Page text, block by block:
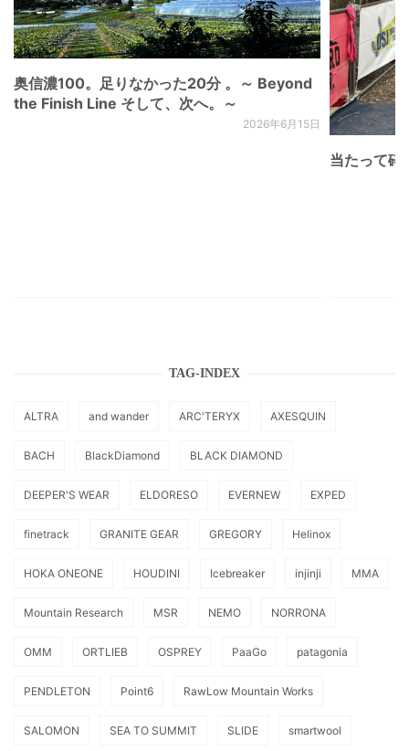
奥信濃100。足りなかった20分 。～ Beyond
the Finish Line そして、次へ。～
2026年6月15日
当たって砕
TAG-INDEX
ALTRA and wander ARC'TERYX AXESQUIN
BACH BlackDiamond BLACK DIAMOND
DEEPER'S WEAR ELDORESO EVERNEW EXPED
finetrack GRANITE GEAR GREGORY Helinox
HOKA ONEONE HOUDINI Icebreaker injinji MMA
Mountain Research MSR NEMO NORRONA
OMM ORTLIEB OSPREY PaaGo patagonia
PENDLETON Point6 RawLow Mountain Works
SALOMON SEA TO SUMMIT SLIDE smartwool